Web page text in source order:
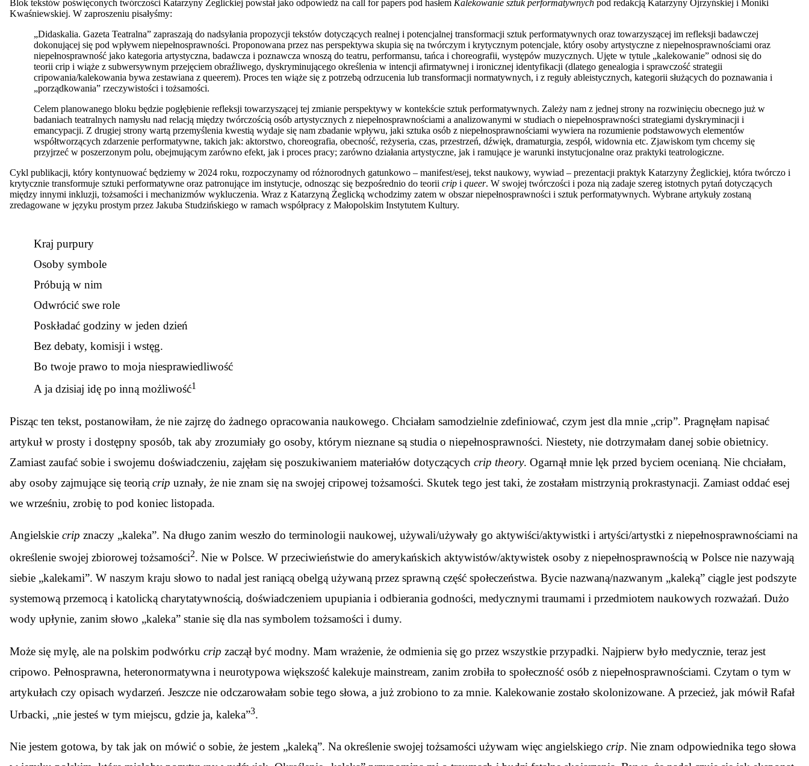
Blok tekstów poświęconych twórczości Katarzyny Żeglickiej powstał jako odpowiedź na call for papers pod hasłem Kalekowanie sztuk performatywnych pod redakcją Katarzyny Ojrzyńskiej i Moniki
Kwaśniewskiej. W zaproszeniu pisałyśmy:
„Didaskalia. Gazeta Teatralna” zapraszają do nadsyłania propozycji tekstów dotyczących realnej i potencjalnej transformacji sztuk performatywnych oraz towarzyszącej im refleksji badawczej
dokonującej się pod wpływem niepełnosprawności. Proponowana przez nas perspektywa skupia się na twórczym i krytycznym potencjale, który osoby artystyczne z niepełnosprawnościami oraz
niepełnosprawność jako kategoria artystyczna, badawcza i poznawcza wnoszą do teatru, performansu, tańca i choreografii, występów muzycznych. Ujęte w tytule „kalekowanie” odnosi się do
teorii crip i wiąże z subwersywnym przejęciem obraźliwego, dyskryminującego określenia w intencji afirmatywnej i ironicznej identyfikacji (dlatego genealogia i sprawczość strategii
cripowania/kalekowania bywa zestawiana z queerem). Proces ten wiąże się z potrzebą odrzucenia lub transformacji normatywnych, i z reguły ableistycznych, kategorii służących do poznawania i
„porządkowania” rzeczywistości i tożsamości.
Celem planowanego bloku będzie pogłębienie refleksji towarzyszącej tej zmianie perspektywy w kontekście sztuk performatywnych. Zależy nam z jednej strony na rozwinięciu obecnego już w
badaniach teatralnych namysłu nad relacją między twórczością osób artystycznych z niepełnosprawnościami a analizowanymi w studiach o niepełnosprawności strategiami dyskryminacji i
emancypacji. Z drugiej strony wartą przemyślenia kwestią wydaje się nam zbadanie wpływu, jaki sztuka osób z niepełnosprawnościami wywiera na rozumienie podstawowych elementów
współtworzących zdarzenie performatywne, takich jak: aktorstwo, choreografia, obecność, reżyseria, czas, przestrzeń, dźwięk, dramaturgia, zespół, widownia etc. Zjawiskom tym chcemy się
przyjrzeć w poszerzonym polu, obejmującym zarówno efekt, jak i proces pracy; zarówno działania artystyczne, jak i ramujące je warunki instytucjonalne oraz praktyki teatrologiczne.
Cykl publikacji, który kontynuować będziemy w 2024 roku, rozpoczynamy od różnorodnych gatunkowo – manifest/esej, tekst naukowy, wywiad – prezentacji praktyk Katarzyny Żeglickiej, która twórczo i
krytycznie transformuje sztuki performatywne oraz patronujące im instytucje, odnosząc się bezpośrednio do teorii crip i queer. W swojej twórczości i poza nią zadaje szereg istotnych pytań dotyczących
między innymi inkluzji, tożsamości i mechanizmów wykluczenia. Wraz z Katarzyną Żeglicką wchodzimy zatem w obszar niepełnosprawności i sztuk performatywnych. Wybrane artykuły zostaną
zredagowane w języku prostym przez Jakuba Studzińskiego w ramach współpracy z Małopolskim Instytutem Kultury.
Kraj purpury
Osoby symbole
Próbują w nim
Odwrócić swe role
Poskładać godziny w jeden dzień
Bez debaty, komisji i wstęg.
Bo twoje prawo to moja niesprawiedliwość
A ja dzisiaj idę po inną możliwość1
Pisząc ten tekst, postanowiłam, że nie zajrzę do żadnego opracowania naukowego. Chciałam samodzielnie zdefiniować, czym jest dla mnie „crip”. Pragnęłam napisać
artykuł w prosty i dostępny sposób, tak aby zrozumiały go osoby, którym nieznane są studia o niepełnosprawności. Niestety, nie dotrzymałam danej sobie obietnicy.
Zamiast zaufać sobie i swojemu doświadczeniu, zajęłam się poszukiwaniem materiałów dotyczących crip theory. Ogarnął mnie lęk przed byciem ocenianą. Nie chciałam,
aby osoby zajmujące się teorią crip uznały, że nie znam się na swojej cripowej tożsamości. Skutek tego jest taki, że zostałam mistrzynią prokrastynacji. Zamiast oddać esej
we wrześniu, zrobię to pod koniec listopada.
Angielskie crip znaczy „kaleka”. Na długo zanim weszło do terminologii naukowej, używali/używały go aktywiści/aktywistki i artyści/artystki z niepełnosprawnościami na
określenie swojej zbiorowej tożsamości2. Nie w Polsce. W przeciwieństwie do amerykańskich aktywistów/aktywistek osoby z niepełnosprawnością w Polsce nie nazywają
siebie „kalekami”. W naszym kraju słowo to nadal jest raniącą obelgą używaną przez sprawną część społeczeństwa. Bycie nazwaną/nazwanym „kaleką” ciągle jest podszyte
systemową przemocą i katolicką charytatywnością, doświadczeniem upupiania i odbierania godności, medycznymi traumami i przedmiotem naukowych rozważań. Dużo
wody upłynie, zanim słowo „kaleka” stanie się dla nas symbolem tożsamości i dumy.
Może się mylę, ale na polskim podwórku crip zaczął być modny. Mam wrażenie, że odmienia się go przez wszystkie przypadki. Najpierw było medycznie, teraz jest
cripowo. Pełnosprawna, heteronormatywna i neurotypowa większość kalekuje mainstream, zanim zrobiła to społeczność osób z niepełnosprawnościami. Czytam o tym w
artykułach czy opisach wydarzeń. Jeszcze nie odczarowałam sobie tego słowa, a już zrobiono to za mnie. Kalekowanie zostało skolonizowane. A przecież, jak mówił Rafał
Urbacki, „nie jesteś w tym miejscu, gdzie ja, kaleka”3.
Nie jestem gotowa, by tak jak on mówić o sobie, że jestem „kaleką”. Na określenie swojej tożsamości używam więc angielskiego crip. Nie znam odpowiednika tego słowa